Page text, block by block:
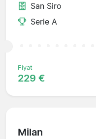
San Siro
Serie A
Fiyat
229 €
Milan